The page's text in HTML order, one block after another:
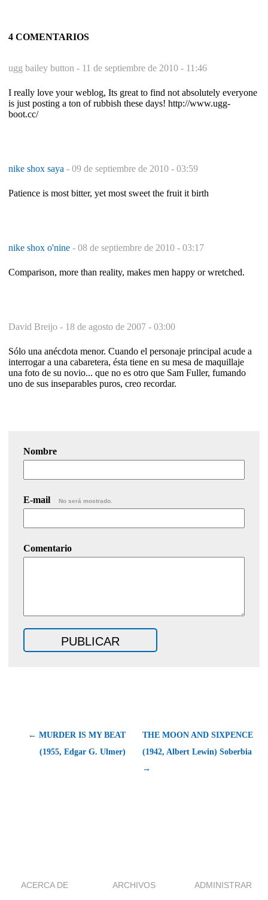
4 COMENTARIOS
ugg bailey button - 11 de septiembre de 2010 - 11:46
I really love your weblog, Its great to find not absolutely everyone
is just posting a ton of rubbish these days! http://www.ugg-
boot.cc/
nike shox saya - 09 de septiembre de 2010 - 03:59
Patience is most bitter, yet most sweet the fruit it birth
nike shox o'nine - 08 de septiembre de 2010 - 03:17
Comparison, more than reality, makes men happy or wretched.
David Breijo - 18 de agosto de 2007 - 03:00
Sólo una anécdota menor. Cuando el personaje principal acude a
interrogar a una cabaretera, ésta tiene en su mesa de maquillaje
una foto de su novio... que no es otro que Sam Fuller, fumando
uno de sus inseparables puros, creo recordar.
Nombre
E-mail No será mostrado.
Comentario
← MURDER IS MY BEAT
(1955, Edgar G. Ulmer)
THE MOON AND SIXPENCE
(1942, Albert Lewin) Soberbia
→
ACERCA DE ARCHIVOS ADMINISTRAR